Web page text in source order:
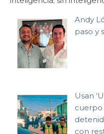
Andy
paso y
Usan
cuerpo
con